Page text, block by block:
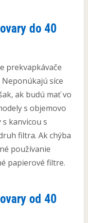
do 40
prekvapkávače
síce
ak budú mať vo
s objemovo
kanvicou s
filtra. Ak chýba
používanie
papierové filtre.
od 40